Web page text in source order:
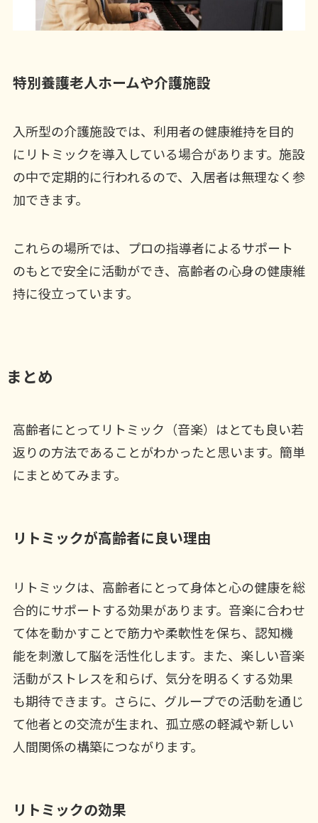
特別養護老人ホームや介護施設
入所型の介護施設では、利用者の健康維持を目的
にリトミックを導入している場合があります。施設
の中で定期的に行われるので、入居者は無理なく参
加できます。
これらの場所では、プロの指導者によるサポート
のもとで安全に活動ができ、高齢者の心身の健康維
持に役立っています。
まとめ
高齢者にとってリトミック（音楽）はとても良い若
返りの方法であることがわかったと思います。簡単
にまとめてみます。
リトミックが高齢者に良い理由
リトミックは、高齢者にとって身体と心の健康を総
合的にサポートする効果があります。音楽に合わせ
て体を動かすことで筋力や柔軟性を保ち、認知機
能を刺激して脳を活性化します。また、楽しい音楽
活動がストレスを和らげ、気分を明るくする効果
も期待できます。さらに、グループでの活動を通じ
て他者との交流が生まれ、孤立感の軽減や新しい
人間関係の構築につながります。
リトミックの効果